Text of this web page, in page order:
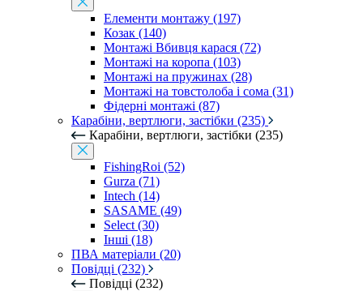
Елементи монтажу (197)
Козак (140)
Монтажі Вбивця карася (72)
Монтажі на коропа (103)
Монтажі на пружинах (28)
Монтажі на товстолоба і сома (31)
Фідерні монтажі (87)
Карабіни, вертлюги, застібки (235)
Карабіни, вертлюги, застібки (235)
FishingRoi (52)
Gurza (71)
Intech (14)
SASAME (49)
Select (30)
Інші (18)
ПВА матеріали (20)
Повідці (232)
Повідці (232)